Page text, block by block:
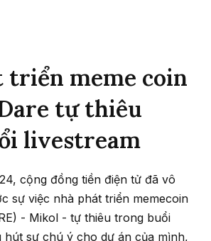
triển meme coin
tự thiêu
livestream
cộng đồng tiền điện tử đã vô
sự việc nhà phát triển memecoin
- Mikol - tự thiêu trong buổi
hút sự chú ý cho dự án của mình,